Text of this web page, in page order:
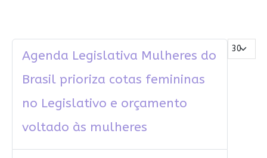
Mostrar #
Agenda Legislativa Mulheres do
Brasil prioriza cotas femininas
no Legislativo e orçamento
voltado às mulheres